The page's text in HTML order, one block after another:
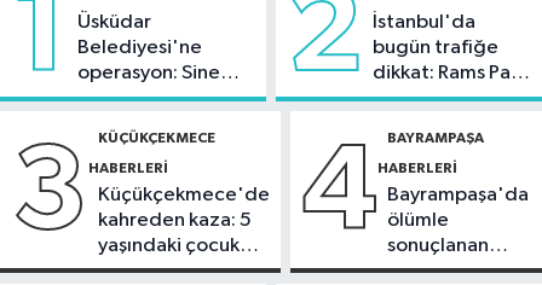
Bilim ve Teknoloji
21:21
vatandaşları yazlık sinemada
buluşturuyor
1
Üsküdar
Belediyesi'ne
operasyon: Sinem
Dedetaş'a
2
İstanbul'da
bugün trafiğe
dikkat: Rams Park
çevresinde bazı
3 KÜÇÜKÇEKMECE
HABERLERI
Küçükçekmece'de
kahreden kaza: 5
yaşındaki çocuk
yoğun bakımda
4 BAYRAMPAŞA
HABERLERI
Bayrampaşa'da
ölümle
sonuçlanan
kaza: Sürücü